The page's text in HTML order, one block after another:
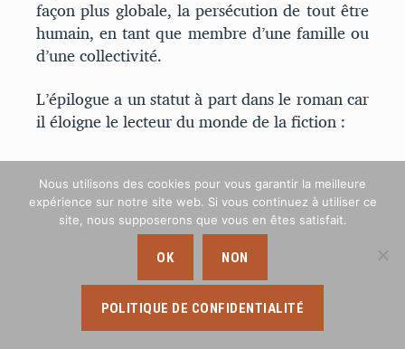
façon plus globale, la persécution de tout être
humain, en tant que membre d’une famille ou
d’une collectivité.
L’épilogue a un statut à part dans le roman car
il éloigne le lecteur du monde de la fiction :
1945.
Dix-sept ans plus tard, Ercilia est tombée
enceinte et je suis né à mon tour. Martha
est devenue ma tante, Juanjo est devenu
mon oncle – et Vicente et Rosita sont
devenus mes grands-parents. (p. 187)
Nous utilisons des cookies pour vous garantir la meilleure
expérience sur notre site web. Si vous continuez à utiliser ce
site, nous supposerons que vous en êtes satisfait.
OK NON
POLITIQUE DE CONFIDENTIALITÉ